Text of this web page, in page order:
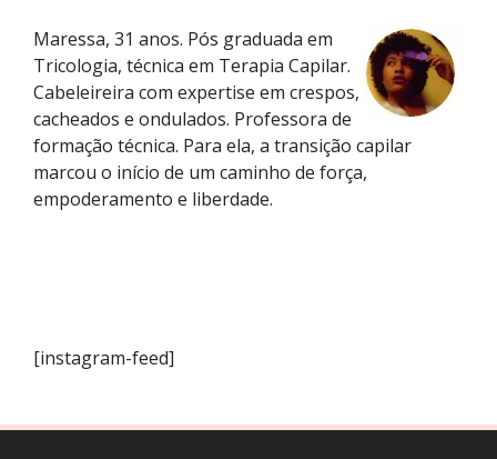
Maressa, 31 anos. Pós graduada em
Tricologia, técnica em Terapia Capilar.
Cabeleireira com expertise em crespos,
cacheados e ondulados. Professora de
formação técnica. Para ela, a transição capilar
marcou o início de um caminho de força,
empoderamento e liberdade.
[instagram-feed]